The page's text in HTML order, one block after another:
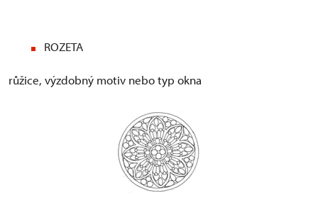
ROZETA
růžice, výzdobný motiv nebo typ okna